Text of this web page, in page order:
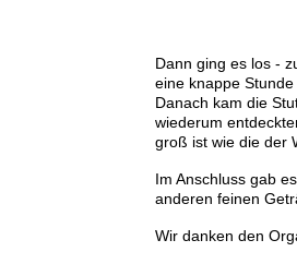
Dann ging es los -
eine knappe
Danach kam die
wiederum
groß ist wie die der
Im Anschluss gab
anderen feinen
Wir danken den